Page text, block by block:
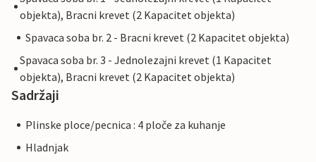
objekta), Bracni krevet (2 Kapacitet objekta)
Spavaca soba br. 2 - Bracni krevet (2 Kapacitet objekta)
Spavaca soba br. 3 - Jednolezajni krevet (1 Kapacitet
objekta), Bracni krevet (2 Kapacitet objekta)
Sadržaji
Plinske ploce/pecnica : 4 ploče za kuhanje
Hladnjak